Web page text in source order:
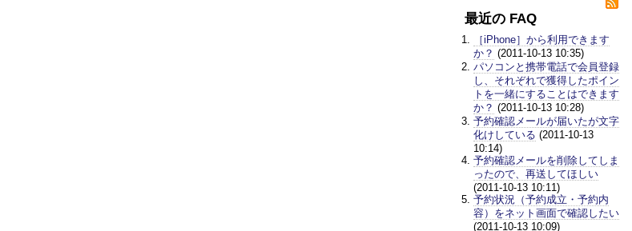
最近の FAQ
［iPhone］から利用できます
か？ (2011-10-13 10:35)
パソコンと携帯電話で会員登録
し、それぞれで獲得したポイン
トを一緒にすることはできます
か？ (2011-10-13 10:28)
予約確認メールが届いたが文字
化けしている (2011-10-13
10:14)
予約確認メールを削除してしま
ったので、再送してほしい
(2011-10-13 10:11)
予約状況（予約成立・予約内
容）をネット画面で確認したい
(2011-10-13 10:09)